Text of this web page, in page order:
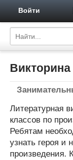
Войти
Литературная
классов по
Ребятам
узнать героя и
произведения.